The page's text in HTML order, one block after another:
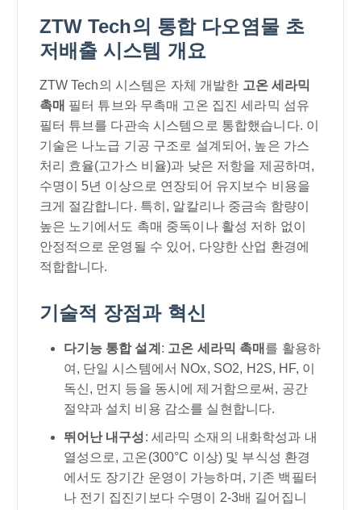
ZTW Tech의 통합 다오염물 초
저배출 시스템 개요
ZTW Tech의 시스템은 자체 개발한 고온 세라믹
촉매 필터 튜브와 무촉매 고온 집진 세라믹 섬유
필터 튜브를 다관속 시스템으로 통합했습니다. 이
기술은 나노급 기공 구조로 설계되어, 높은 가스
처리 효율(고가스 비율)과 낮은 저항을 제공하며,
수명이 5년 이상으로 연장되어 유지보수 비용을
크게 절감합니다. 특히, 알칼리나 중금속 함량이
높은 노기에서도 촉매 중독이나 활성 저하 없이
안정적으로 운영될 수 있어, 다양한 산업 환경에
적합합니다.
기술적 장점과 혁신
다기능 통합 설계 : 고온 세라믹 촉매 를 활용하
여, 단일 시스템에서 NOx, SO2, H2S, HF, 이
독신, 먼지 등을 동시에 제거함으로써, 공간
절약과 설치 비용 감소를 실현합니다.
뛰어난 내구성 : 세라믹 소재의 내화학성과 내
열성으로, 고온(300°C 이상) 및 부식성 환경
에서도 장기간 운영이 가능하며, 기존 백필터
나 전기 집진기보다 수명이 2-3배 길어집니